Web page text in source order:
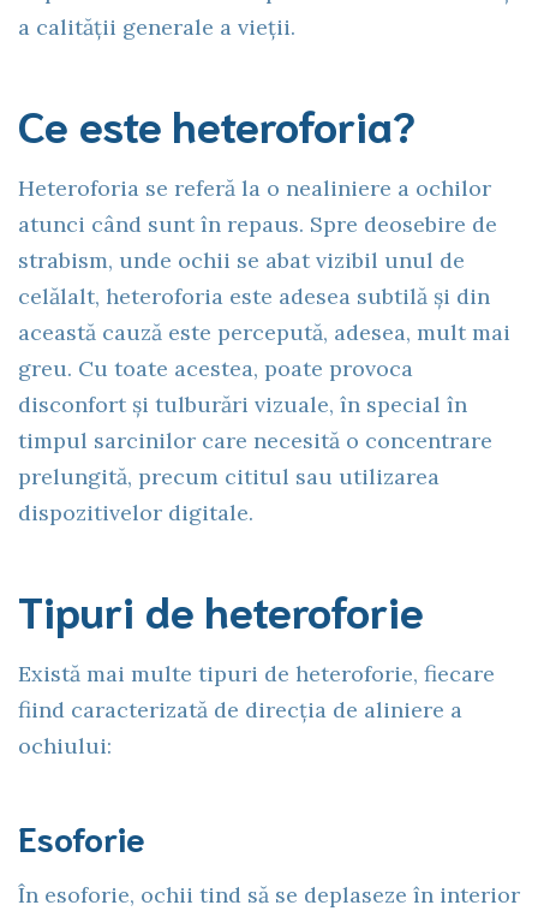
a calității generale a vieții.
Ce este heteroforia?
Heteroforia se referă la o nealiniere a ochilor
atunci când sunt în repaus. Spre deosebire de
strabism, unde ochii se abat vizibil unul de
celălalt, heteroforia este adesea subtilă și din
această cauză este percepută, adesea, mult mai
greu. Cu toate acestea, poate provoca
disconfort și tulburări vizuale, în special în
timpul sarcinilor care necesită o concentrare
prelungită, precum cititul sau utilizarea
dispozitivelor digitale.
Tipuri de heteroforie
Există mai multe tipuri de heteroforie, fiecare
fiind caracterizată de direcția de aliniere a
ochiului:
Esoforie
În esoforie, ochii tind să se deplaseze în interior